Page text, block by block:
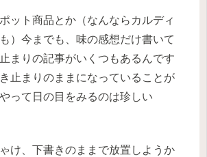
ット商品とか（なんならカルディ
）今までも、味の感想だけ書いて
まりの記事がいくつもあるんです
止まりのままになっていることが
って日の目をみるのは珍しい
け、下書きのままで放置しようか